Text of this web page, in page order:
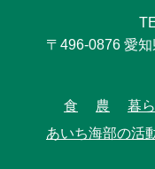
〒496-0876 愛
食 農 暮
あいち海部の活